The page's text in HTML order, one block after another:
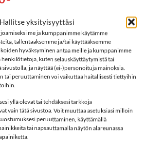
Hallitse yksityisyyttäsi
me ja kumppanimme käytämme
tallentaaksemme ja/tai käyttääksemme
hyväksyminen antaa meille ja kumppanimme
kuten selauskäyttäytymistä tai
ja näyttää (ei-)personoituja mainoksia.
tai peruuttaminen voi vaikuttaa haitallisesti tiettyihin
yllä olevat tai tehdäksesi tarkkoja
vain tätä sivustoa. Voit muuttaa asetuksiasi milloin
peruuttaminen, käyttämällä
tai napsauttamalla näytön alareunassa
on:
35,40€.
RIB TOP t-paita, Licorice määrä
OSTOSKORIIN
,Ribbi,T-paidat